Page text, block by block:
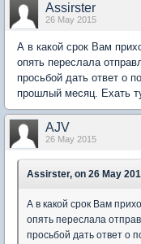
Assirster
26 May 2015
А в какой срок Вам
опять переслала
просьбой дать ответ о
прошлый месяц. Ехать
AJV
26 May 2015
Assirster, on 26 May
А в какой срок Вам
опять переслала
просьбой дать ответ о